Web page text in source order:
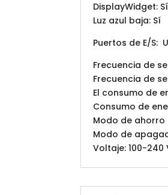
DisplayWidget: Sí
Luz azul baja: Sí
Puertos de E/S:
Frecuencia de
Frecuencia de
El consumo de
Consumo de
Modo de ahorro
Modo de
Voltaje: 100-240